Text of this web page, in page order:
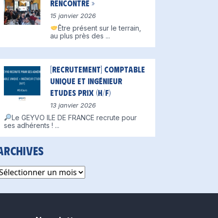
Rencontre »
15 janvier 2026
Être présent sur le terrain,
au plus près des ...
[Recrutement] Comptable
unique et Ingénieur
Etudes Prix (H/F)
13 janvier 2026
Le GEYVO ILE DE FRANCE recrute pour
ses adhérents ! ...